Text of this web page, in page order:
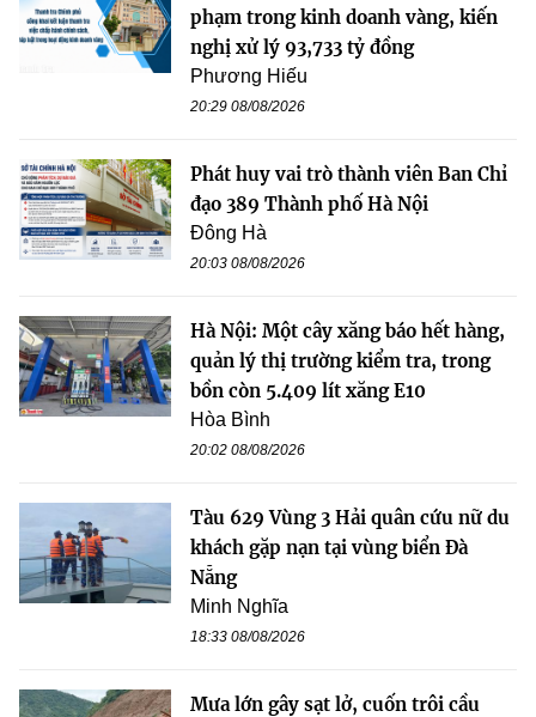
phạm trong kinh doanh vàng, kiến
nghị xử lý 93,733 tỷ đồng
Phương Hiếu
20:29 08/08/2026
Phát huy vai trò thành viên Ban Chỉ
đạo 389 Thành phố Hà Nội
Đông Hà
20:03 08/08/2026
Hà Nội: Một cây xăng báo hết hàng,
quản lý thị trường kiểm tra, trong
bồn còn 5.409 lít xăng E10
Hòa Bình
20:02 08/08/2026
Tàu 629 Vùng 3 Hải quân cứu nữ du
khách gặp nạn tại vùng biển Đà
Nẵng
Minh Nghĩa
18:33 08/08/2026
Mưa lớn gây sạt lở, cuốn trôi cầu